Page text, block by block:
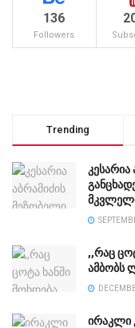
136
Followers
Trending
,,რაც
ამბობს
ირაკლი